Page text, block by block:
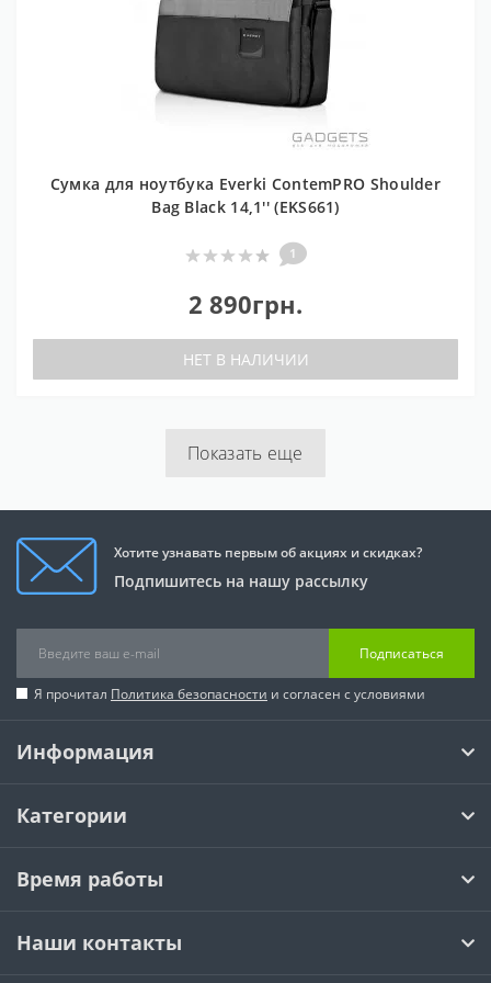
Сумка для ноутбука Everki ContemPRO Shoulder
Bag Black 14,1'' (EKS661)
1
2 890грн.
НЕТ В НАЛИЧИИ
Показать еще
Хотите узнавать первым об акциях и скидках?
Подпишитесь на нашу рассылку
Подписаться
Я прочитал Политика безопасности и согласен с условиями
Информация
Категории
Время работы
Наши контакты